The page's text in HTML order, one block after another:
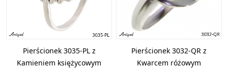
Pierścionek 3035-PL z
Kamieniem księżycowym
Pierścionek 3032-QR z
Kwarcem różowym